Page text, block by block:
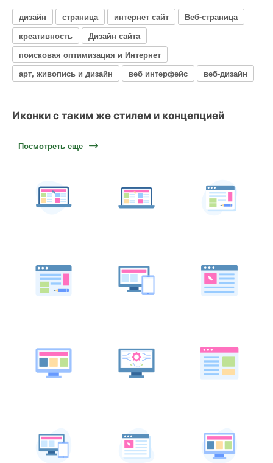
дизайн страница интернет сайт
Веб-страница
креативность
Дизайн сайта
поисковая оптимизация и Интернет
арт, живопись и дизайн
веб интерфейс веб-дизайн
Иконки с таким же стилем и концепцией
Посмотреть еще